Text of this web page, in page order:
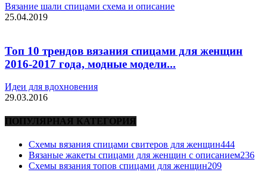
Вязание шали спицами схема и описание
25.04.2019
Топ 10 трендов вязания спицами для женщин
2016-2017 года, модные модели...
Идеи для вдохновения
29.03.2016
ПОПУЛЯРНАЯ КАТЕГОРИЯ
Схемы вязания спицами свитеров для женщин444
Вязаные жакеты спицами для женщин с описанием236
Схемы вязания топов спицами для женщин209